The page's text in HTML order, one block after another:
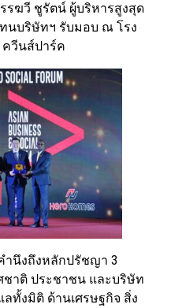
รฆวี ชูรัตน์ ผู้บริหารสูงสุด
นบริษัทฯ รับมอบ ณ โรง
วีนส์ปาร์ค
ำนึงถึงหลักปรัชญา 3
ชาติ ประชาชน และบริษัท
ทั้งมิติ ด้านเศรษฐกิจ สิ่ง